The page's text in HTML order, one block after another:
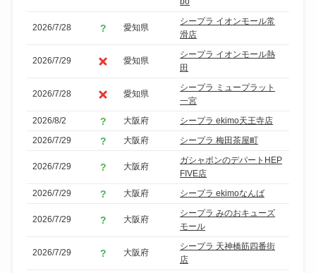
2026/7/28 愛知県
シープラ イオンモール常
滑店
2026/7/29 愛知県
シープラ イオンモール熱
田
2026/7/28 愛知県
シープラ ミュープラット
一宮
2026/8/2
大阪府
シープラ ekimo天王寺店
2026/7/29
大阪府 シープラ 梅田茶屋町
2026/7/29 大阪府
ガシャポンのデパートHEP
FIVE店
2026/7/29
大阪府 シープラ ekimoなんば
2026/7/29 大阪府
シープラ みのおキューズ
モール
2026/7/29 大阪府
シープラ 天神橋筋四番街
店